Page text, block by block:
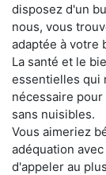
disposez d'un
nous, vous
adaptée à votre
La santé et le
essentielles qui
nécessaire
sans nuisibles.
Vous aimeriez
adéquation
d'appeler au